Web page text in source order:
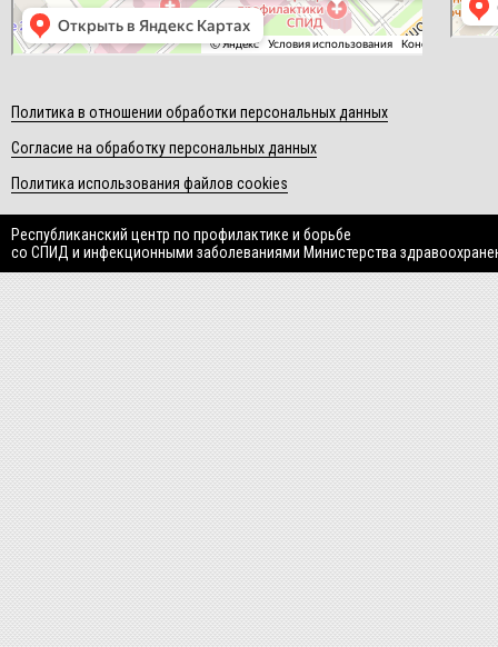
Политика в отношении обработки персональных данных
Согласие на обработку персональных данных
Политика использования файлов cookies
Республиканский центр по профилактике и борьбе
со СПИД и инфекционными заболеваниями Министерства